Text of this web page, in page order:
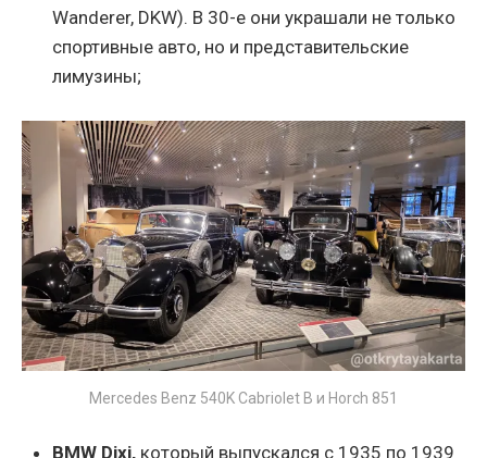
Wanderer, DKW). В 30-е они украшали не только
спортивные авто, но и представительские
лимузины;
Mercedes Benz 540K Cabriolet B и Horch 851
BMW Dixi, который выпускался с 1935 по 1939